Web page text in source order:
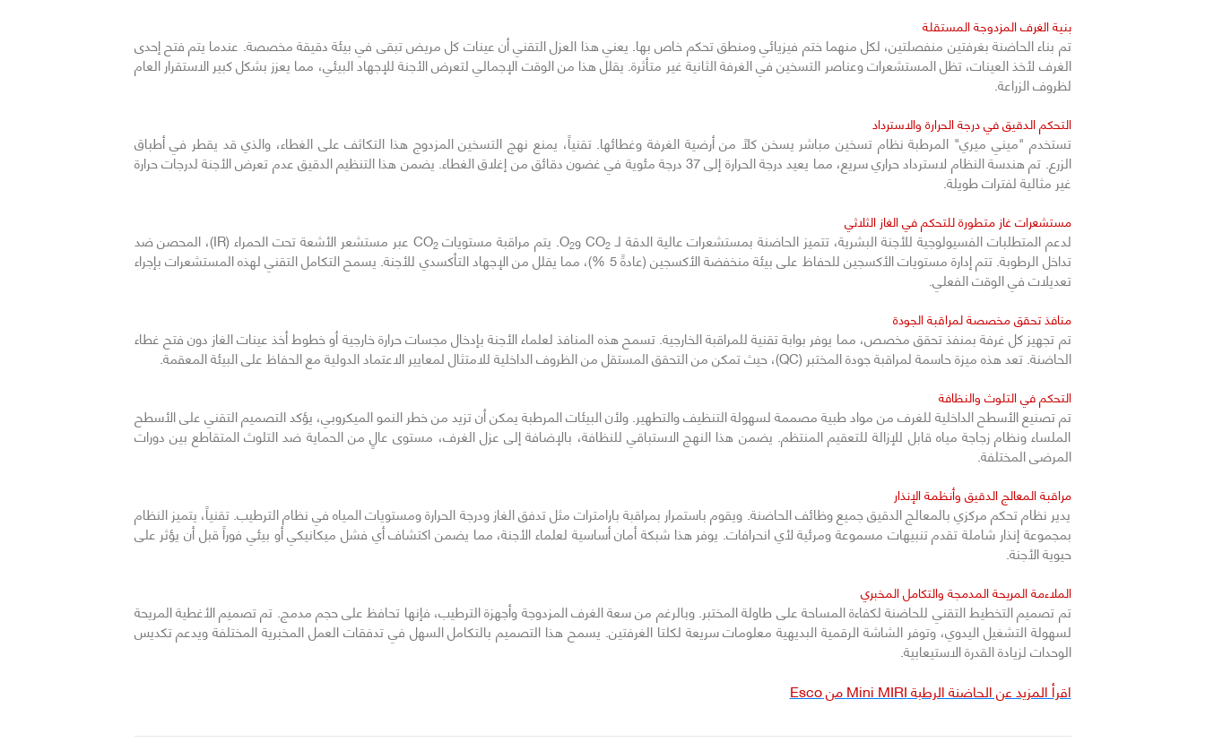
بنية الغرف المزدوجة المستقلة
تم بناء الحاضنة بغرفتين منفصلتين، لكل منهما ختم فيزيائي ومنطق تحكم خاص بها. يعني هذا العزل التقني أن عينات كل مريض تبقى في بيئة دقيقة مخصصة. عندما يتم فتح إحدى
الغرف لأخذ العينات، تظل المستشعرات وعناصر التسخين في الغرفة الثانية غير متأثرة. يقلل هذا من الوقت الإجمالي لتعرض الأجنة للإجهاد البيئي، مما يعزز بشكل كبير الاستقرار العام
لظروف الزراعة.
التحكم الدقيق في درجة الحرارة والاسترداد
تستخدم "ميني ميري" المرطبة نظام تسخين مباشر يسخن كلاً من أرضية الغرفة وغطائها. تقنياً، يمنع نهج التسخين المزدوج هذا التكاثف على الغطاء، والذي قد يقطر في أطباق
الزرع. تم هندسة النظام لاسترداد حراري سريع، مما يعيد درجة الحرارة إلى 37 درجة مئوية في غضون دقائق من إغلاق الغطاء. يضمن هذا التنظيم الدقيق عدم تعرض الأجنة لدرجات حرارة
غير مثالية لفترات طويلة.
مستشعرات غاز متطورة للتحكم في الغاز الثلاثي
لدعم المتطلبات الفسيولوجية للأجنة البشرية، تتميز الحاضنة بمستشعرات عالية الدقة لـ CO2 وO2 . يتم مراقبة مستويات CO2 عبر مستشعر الأشعة تحت الحمراء (IR)، المحصن ضد
تداخل الرطوبة. تتم إدارة مستويات الأكسجين للحفاظ على بيئة منخفضة الأكسجين (عادةً 5 %)، مما يقلل من الإجهاد التأكسدي للأجنة. يسمح التكامل التقني لهذه المستشعرات بإجراء
تعديلات في الوقت الفعلي.
منافذ تحقق مخصصة لمراقبة الجودة
تم تجهيز كل غرفة بمنفذ تحقق مخصص، مما يوفر بوابة تقنية للمراقبة الخارجية. تسمح هذه المنافذ لعلماء الأجنة بإدخال مجسات حرارة خارجية أو خطوط أخذ عينات الغاز دون فتح غطاء
الحاضنة. تعد هذه ميزة حاسمة لمراقبة جودة المختبر (QC)، حيث تمكن من التحقق المستقل من الظروف الداخلية للامتثال لمعايير الاعتماد الدولية مع الحفاظ على البيئة المعقمة.
التحكم في التلوث والنظافة
تم تصنيع الأسطح الداخلية للغرف من مواد طبية مصممة لسهولة التنظيف والتطهير. ولأن البيئات المرطبة يمكن أن تزيد من خطر النمو الميكروبي، يؤكد التصميم التقني على الأسطح
الملساء ونظام زجاجة مياه قابل للإزالة للتعقيم المنتظم. يضمن هذا النهج الاستباقي للنظافة، بالإضافة إلى عزل الغرف، مستوى عالٍ من الحماية ضد التلوث المتقاطع بين دورات
المرضى المختلفة.
مراقبة المعالج الدقيق وأنظمة الإنذار
يدير نظام تحكم مركزي بالمعالج الدقيق جميع وظائف الحاضنة. ويقوم باستمرار بمراقبة بارامترات مثل تدفق الغاز ودرجة الحرارة ومستويات المياه في نظام الترطيب. تقنياً، يتميز النظام
بمجموعة إنذار شاملة تقدم تنبيهات مسموعة ومرئية لأي انحرافات. يوفر هذا شبكة أمان أساسية لعلماء الأجنة، مما يضمن اكتشاف أي فشل ميكانيكي أو بيئي فوراً قبل أن يؤثر على
حيوية الأجنة.
الملاءمة المريحة المدمجة والتكامل المخبري
تم تصميم التخطيط التقني للحاضنة لكفاءة المساحة على طاولة المختبر. وبالرغم من سعة الغرف المزدوجة وأجهزة الترطيب، فإنها تحافظ على حجم مدمج. تم تصميم الأغطية المريحة
لسهولة التشغيل اليدوي، وتوفر الشاشة الرقمية البديهية معلومات سريعة لكلتا الغرفتين. يسمح هذا التصميم بالتكامل السهل في تدفقات العمل المخبرية المختلفة ويدعم تكديس
الوحدات لزيادة القدرة الاستيعابية.
اقرأ المزيد عن الحاضنة الرطبة Mini MIRI من Esco